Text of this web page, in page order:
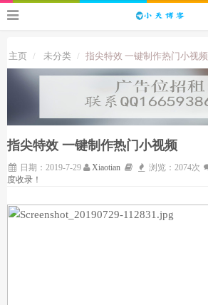
主页 未分类 指尖特效 一键制作热门小视频
指尖特效 一键制作热门小视频
日期：2019-7-29 Xiaotian 浏览：2074次
度收录！